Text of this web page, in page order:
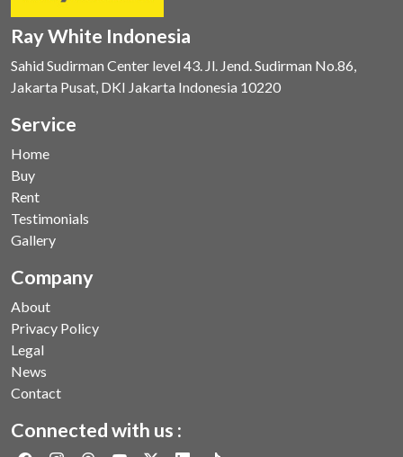
Ray White Indonesia
Sahid Sudirman Center level 43. Jl. Jend. Sudirman No.86,
Jakarta Pusat, DKI Jakarta Indonesia 10220
Service
Home
Buy
Rent
Testimonials
Gallery
Company
About
Privacy Policy
Legal
News
Contact
Connected with us :